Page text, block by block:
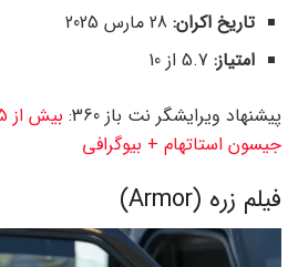
تاریخ اکران:
امتیاز: 5.7 از 10
پیشنهاد ویرایشگر نت باز 360:
جیسون استاتهام + بیوگرافی
فیلم زره (Armor)